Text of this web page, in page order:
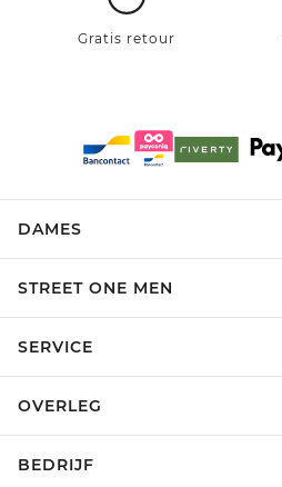
Gratis retour
DAMES
STREET ONE MEN
SERVICE
OVERLEG
BEDRIJF